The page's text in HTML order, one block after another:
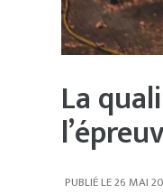
La
PUBLIÉ LE 26 MAI